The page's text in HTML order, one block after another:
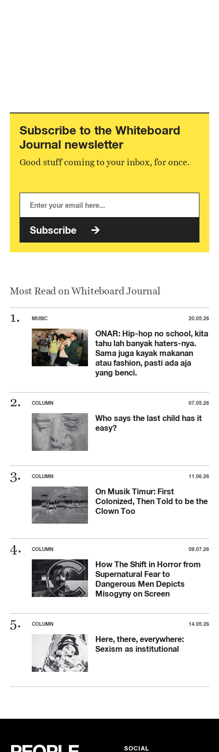
Subscribe to the Whiteboard
Journal newsletter
Good stuff coming to your inbox, for once.
Subscribe
Most Read on Whiteboard Journal
MUSIC 20.05.26
ONAR: Hip-hop no school, kita
tahu lah banyak haters-nya.
Sama juga kayak makanan
atau fashion, pasti ada aja
yang benci.
COLUMN 07.05.26
Who says the last child has it
easy?
COLUMN 11.06.26
On Musik Timur: First
Colonized, Then Told to be the
Clown Too
COLUMN 09.07.26
How The Shift in Horror from
Supernatural Fear to
Dangerous Men Depicts
Misogyny on Screen
COLUMN 14.05.26
Here, there, everywhere:
Sexism as institutional
SOCIAL